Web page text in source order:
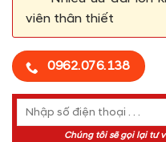
viên thân thiết
0962.076.138
Chúng tôi sẽ gọi lại tư